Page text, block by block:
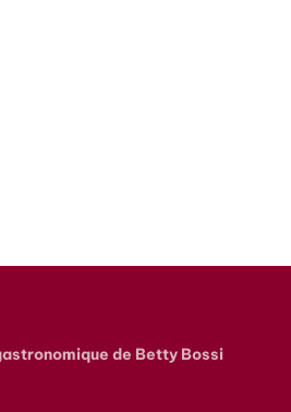
de Betty Bossi